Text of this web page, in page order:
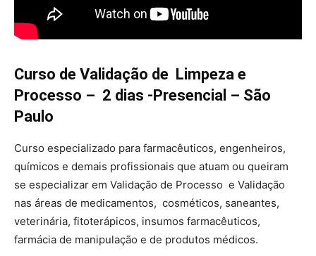
Curso de Validação de Limpeza e
Processo – 2 dias -Presencial – São
Paulo
Curso especializado para farmacêuticos, engenheiros,
químicos e demais profissionais que atuam ou queiram
se especializar em Validação de Processo e Validação
nas áreas de medicamentos, cosméticos, saneantes,
veterinária, fitoterápicos, insumos farmacêuticos,
farmácia de manipulação e de produtos médicos.